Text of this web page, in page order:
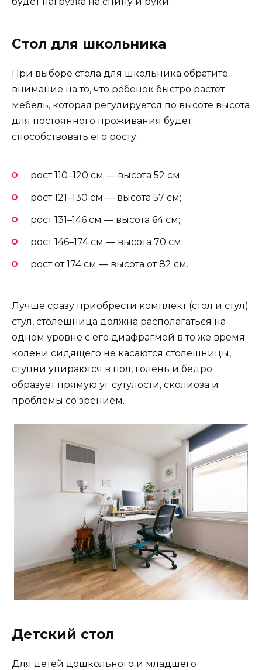
Стол для школьника
При выборе стола для школьника обратите
внимание на то, что ребенок быстро растет
мебель, которая регулируется по высоте высота
для постоянного проживания будет
способствовать его росту:
рост 110–120 см — высота 52 см;
рост 121–130 см — высота 57 см;
рост 131–146 см — высота 64 см;
рост 146–174 см — высота 70 см;
рост от 174 см — высота от 82 см.
Лучше сразу приобрести комплект (стол и стул)
стул, столешница должна располагаться на
одном уровне с его диафрагмой в то же время
колени сидящего не касаются столешницы,
ступни упираются в пол, голень и бедро
образует прямую уг сутулости, сколиоза и
проблемы со зрением.
Детский стол
Для детей дошкольного и младшего